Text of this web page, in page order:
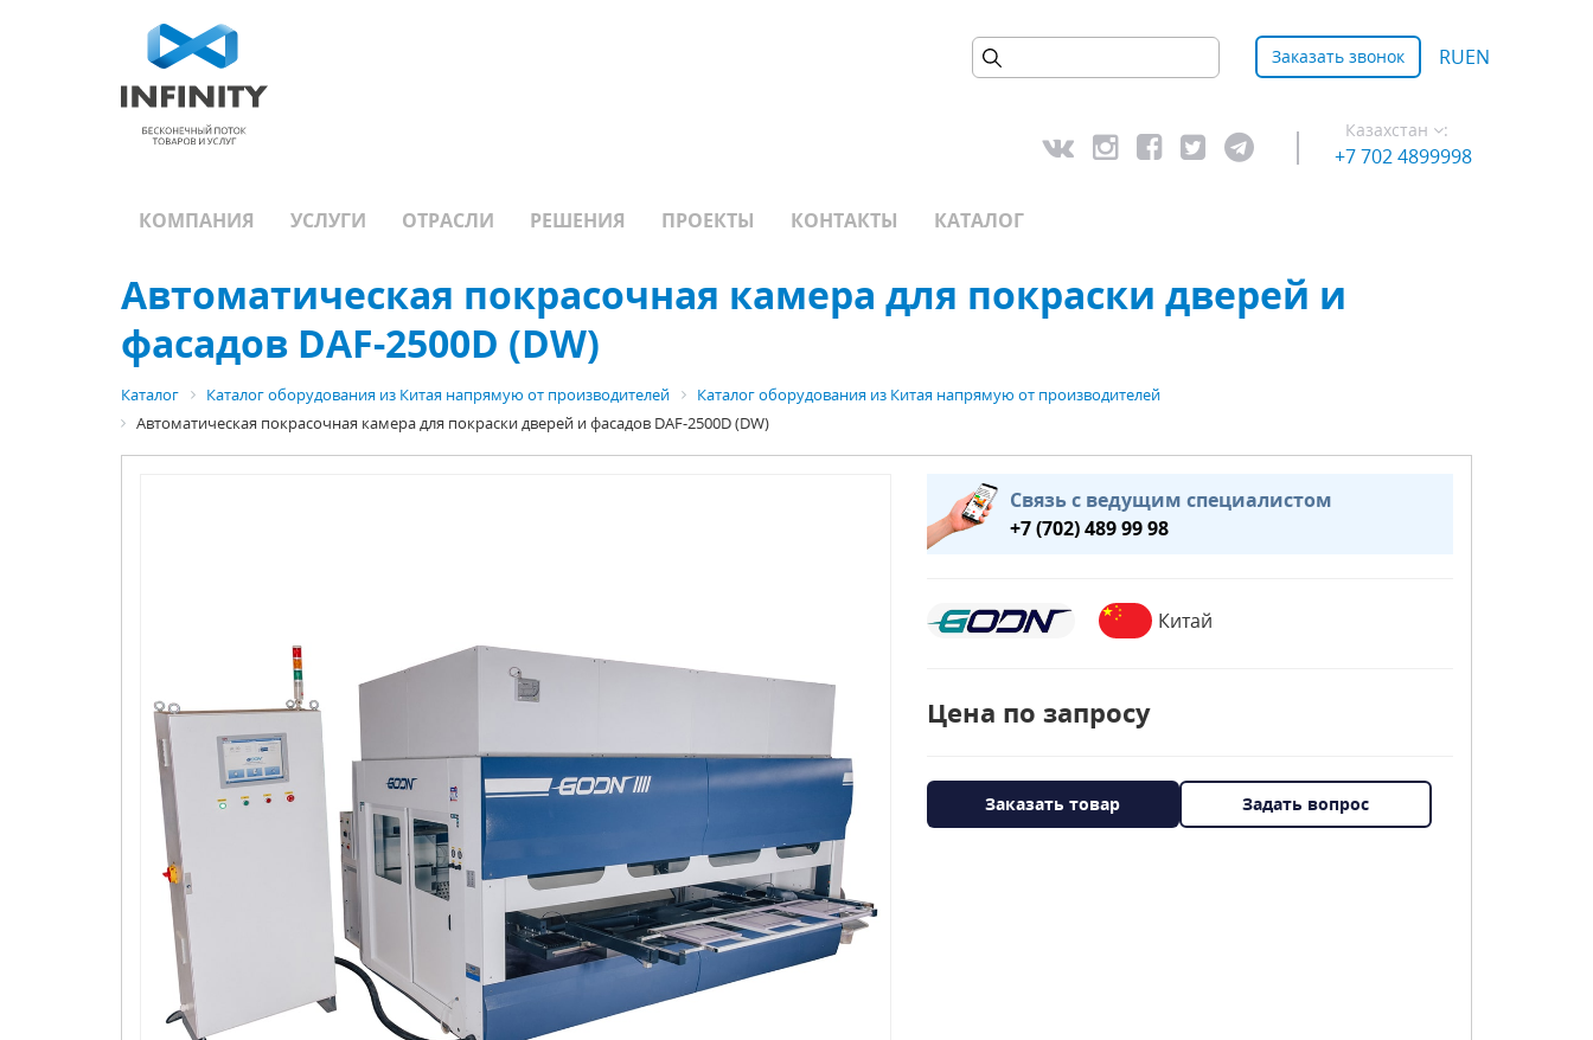
Заказать звонок RUEN
Казахстан :
+7 702 4899998
КОМПАНИЯ УСЛУГИ ОТРАСЛИ РЕШЕНИЯ ПРОЕКТЫ КОНТАКТЫ КАТАЛОГ
Автоматическая покрасочная камера для покраски дверей и
фасадов DAF-2500D (DW)
Каталог Каталог оборудования из Китая напрямую от производителей
Каталог оборудования из Китая напрямую от производителей
Автоматическая покрасочная камера для покраски дверей и фасадов DAF-2500D (DW)
Связь с ведущим специалистом
+7 (702) 489 99 98
Китай
Цена по запросу
Заказать товар Задать вопрос